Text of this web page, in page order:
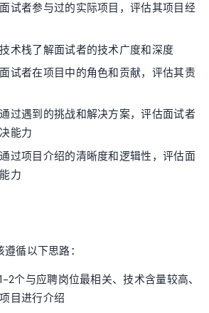
试者参与过的实际项目，评估其项目经
术栈了解面试者的技术广度和深度
试者在项目中的角色和贡献，评估其责
过遇到的挑战和解决方案，评估面试者
能力
过项目介绍的清晰度和逻辑性，评估面
力
循以下思路：
2个与应聘岗位最相关、技术含量较高、
目进行介绍